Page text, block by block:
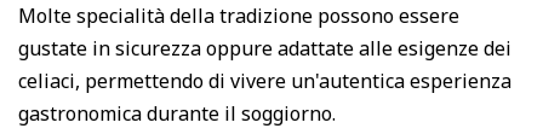
Molte specialità della tradizione possono essere
gustate in sicurezza oppure adattate alle esigenze dei
celiaci, permettendo di vivere un'autentica esperienza
gastronomica durante il soggiorno.